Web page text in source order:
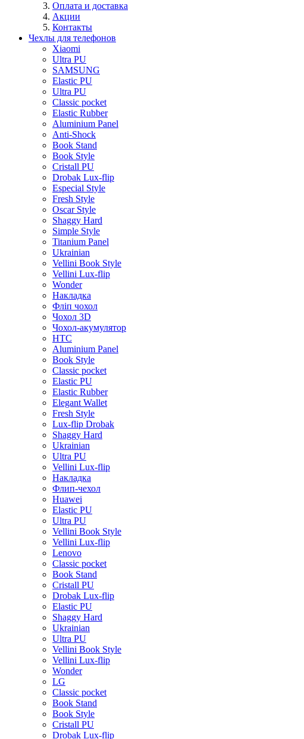
Оплата и доставка
Акции
Контакты
Чехлы для телефонов
Xiaomi
Ultra PU
SAMSUNG
Elastic PU
Ultra PU
Classic pocket
Elastic Rubber
Aluminium Panel
Anti-Shock
Book Stand
Book Style
Cristall PU
Drobak Lux-flip
Especial Style
Fresh Style
Oscar Style
Shaggy Hard
Simple Style
Titanium Panel
Ukrainian
Vellini Book Style
Vellini Lux-flip
Wonder
Накладка
Фліп чохол
Чохол 3D
Чохол-акумулятор
HTC
Aluminium Panel
Book Style
Classic pocket
Elastic PU
Elastic Rubber
Elegant Wallet
Fresh Style
Lux-flip Drobak
Shaggy Hard
Ukrainian
Ultra PU
Vellini Lux-flip
Накладка
Флип-чехол
Huawei
Elastic PU
Ultra PU
Vellini Book Style
Vellini Lux-flip
Lenovo
Classic pocket
Book Stand
Cristall PU
Drobak Lux-flip
Elastic PU
Shaggy Hard
Ukrainian
Ultra PU
Vellini Book Style
Vellini Lux-flip
Wonder
LG
Classic pocket
Book Stand
Book Style
Cristall PU
Drobak Lux-flip